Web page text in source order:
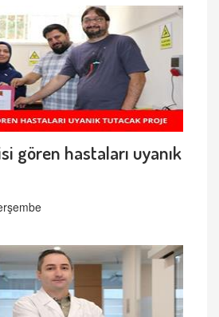
gören hastaları uyanık